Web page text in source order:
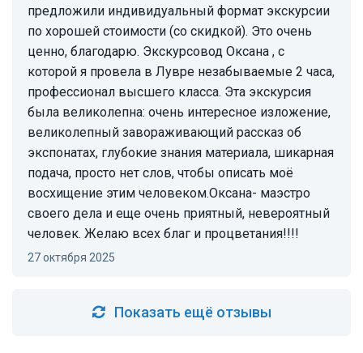
предложили индивидуальный формат экскурсии
по хорошей стоимости (со скидкой). Это очень
ценно, благодарю. Экскурсовод Оксана , с
которой я провела в Лувре незабываемые 2 часа,
профессионал высшего класса. Эта экскурсия
была великолепна: очень интересное изложение,
великолепный завораживающий рассказ об
экспонатах, глубокие знания материала, шикарная
подача, просто нет слов, чтобы описать моё
восхищение этим человеком.Оксана- маэстро
своего дела и еще очень приятный, невероятный
человек. Желаю всех благ и процветания!!!!
27 октября 2025
Показать ещё отзывы